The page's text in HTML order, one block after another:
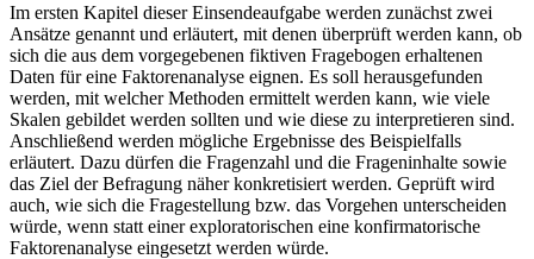
Im ersten Kapitel dieser Einsendeaufgabe werden zunächst zwei
Ansätze genannt und erläutert, mit denen überprüft werden kann, ob
sich die aus dem vorgegebenen fiktiven Fragebogen erhaltenen
Daten für eine Faktorenanalyse eignen. Es soll herausgefunden
werden, mit welcher Methoden ermittelt werden kann, wie viele
Skalen gebildet werden sollten und wie diese zu interpretieren sind.
Anschließend werden mögliche Ergebnisse des Beispielfalls
erläutert. Dazu dürfen die Fragenzahl und die Frageninhalte sowie
das Ziel der Befragung näher konkretisiert werden. Geprüft wird
auch, wie sich die Fragestellung bzw. das Vorgehen unterscheiden
würde, wenn statt einer exploratorischen eine konfirmatorische
Faktorenanalyse eingesetzt werden würde.